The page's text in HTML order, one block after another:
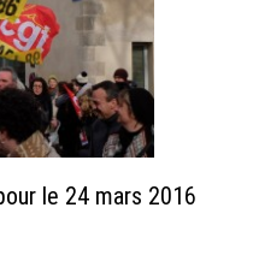
le 24 mars 2016